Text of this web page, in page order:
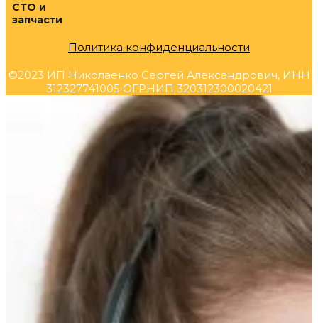
СТО и
запчасти
Политика конфиденциальности
©2023 ИП Николаенко Сергей Александрович, ИНН
312327741005 ОГРНИП 320312300020421